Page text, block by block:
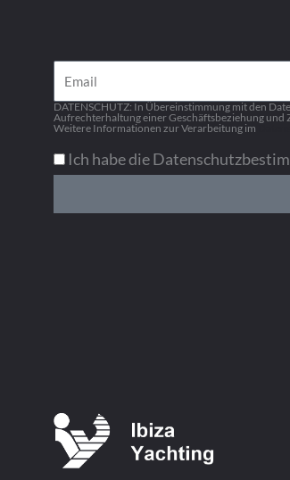
Email
DATENSCHUTZ: In Übereinstimmung mit den
Aufrechterhaltung einer Geschäftsbeziehung und
Weitere Informationen zur Verarbeitung im
Ich habe die